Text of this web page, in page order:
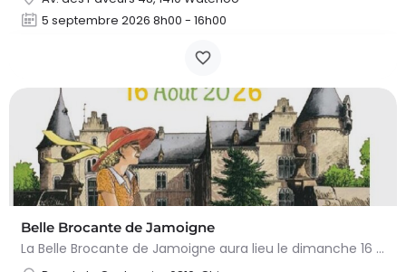
5 septembre 2026 8h00 - 16h00
Belle Brocante de Jamoigne
La Belle Brocante de Jamoigne aura lieu le dimanche 16 août 2026 de 6h00 à 18h00, proposant une centaine…